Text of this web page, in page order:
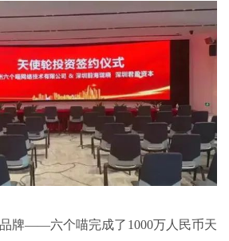
牌——六个喵完成了1000万人民币天